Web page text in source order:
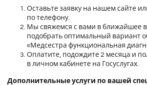
Оставьте заявку на нашем сайте
по телефону.
Мы свяжемся с вами в ближайшее
подобрать оптимальный вариант
«Медсестра функциональная
Оплатите, подождите 2 месяца и
в личном кабинете на Госуслугах.
Дополнительные услуги по вашей